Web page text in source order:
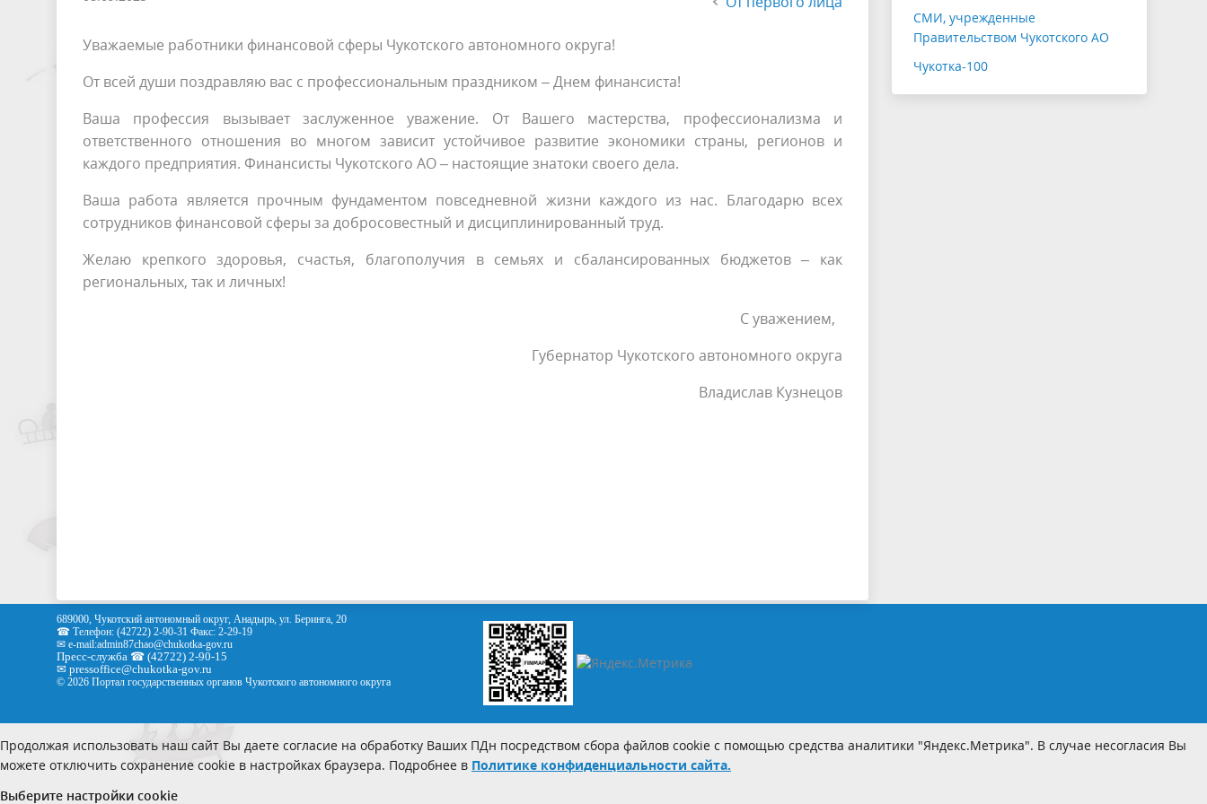
Уважаемые работники финансовой сферы Чукотского автономного округа!
От всей души поздравляю вас с профессиональным праздником – Днем финансиста!
Ваша профессия вызывает заслуженное уважение. От Вашего мастерства, профессионализма и
ответственного отношения во многом зависит устойчивое развитие экономики страны, регионов и
каждого предприятия. Финансисты Чукотского АО – настоящие знатоки своего дела.
Ваша работа является прочным фундаментом повседневной жизни каждого из нас. Благодарю всех
сотрудников финансовой сферы за добросовестный и дисциплинированный труд.
Желаю крепкого здоровья, счастья, благополучия в семьях и сбалансированных бюджетов – как
региональных, так и личных!
С уважением,
Губернатор Чукотского автономного округа
Владислав Кузнецов
СМИ, учрежденные
Правительством Чукотского АО
Чукотка-100
689000, Чукотский автономный округ, Анадырь, ул. Беринга, 20
☎ Телефон: (42722) 2-90-31 Факс: 2-29-19
✉ e-mail:admin87chao@chukotka-gov.ru
Пресс-служба ☎ (42722) 2-90-15
✉ pressoffice@chukotka-gov.ru
© 2026 Портал государственных органов Чукотского автономного округа
Продолжая использовать наш сайт Вы даете согласие на обработку Ваших ПДн посредством сбора файлов cookie с помощью средства аналитики "Яндекс.Метрика". В случае несогласия Вы
можете отключить сохранение cookie в настройках браузера. Подробнее в Политике конфиденциальности сайта.
Выберите настройки cookie